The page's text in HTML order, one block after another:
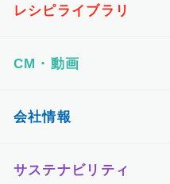
レシピライブラリ
CM・動画
会社情報
サステナビリティ